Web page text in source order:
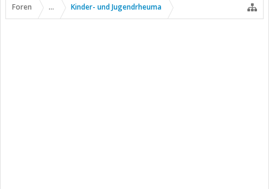
Foren ... Kinder- und Jugendrheuma